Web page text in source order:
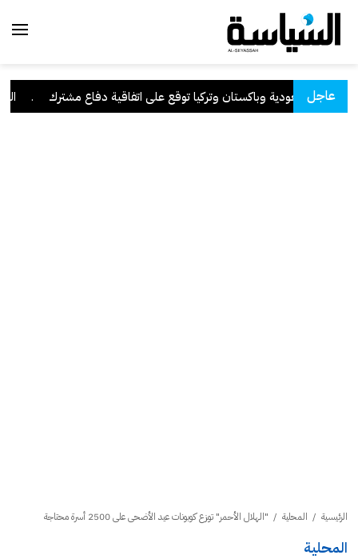
عاجل
السعودية وباكستان وتركيا توقع على اتفاقية دفاع مشترك
الرئيسية / المحلية / "الهلال الأحمر" توزع كوبونات عيد الأضحى على 2500 أسرة محتاجة
المحلية